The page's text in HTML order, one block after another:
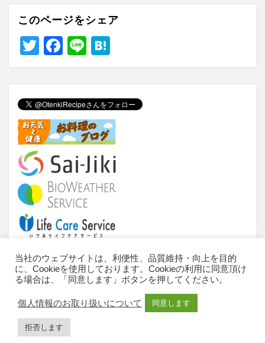
このページをシェア
T
er
F
e
b
o
o
k
Li
n
a
当サイトについて ご利用条件
推奨環境
個人情報のお取扱いについて
お問い合わせ
サイトマップ
All Rights Reserved, Copyright © 2010-2023 IDEA
当社のウェブサイトは、利便性、品質維持・向上を目的
に、Cookieを使用しております。Cookieの利用に同意頂け
る場合は、「同意します」ボタンを押してください。
個人情報のお取り扱いについて 同意します
拒否します